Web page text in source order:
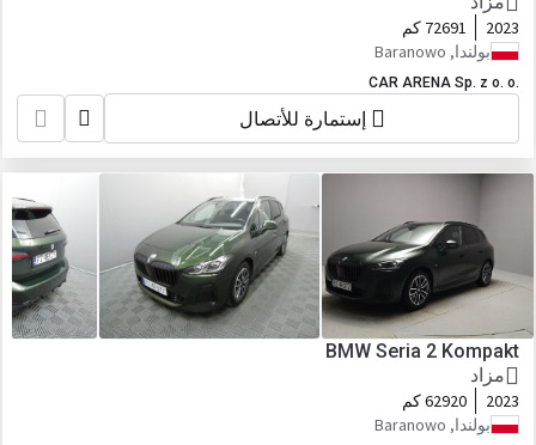
2023
72691 كم
بولندا, Baranowo
CAR ARENA Sp. z o. o.
إستمارة للأتصال
BMW Seria 2 Kompakt
مزاد
2023
62920 كم
بولندا, Baranowo